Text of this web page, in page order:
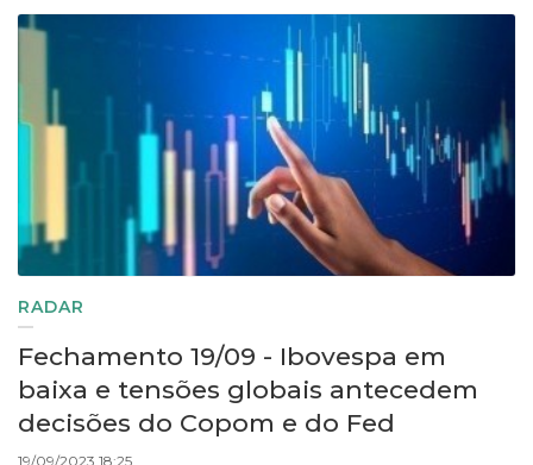
RADAR
Fechamento 19/09 - Ibovespa em
baixa e tensões globais antecedem
decisões do Copom e do Fed
19/09/2023 18:25